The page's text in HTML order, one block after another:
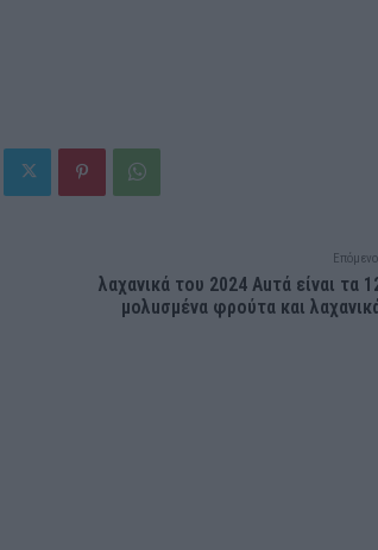
λαχανικά του 2024 Auτά είναι τα
μολuσμένα φρούτα και